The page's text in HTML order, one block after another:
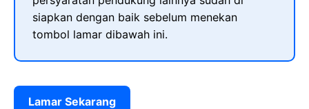
siapkan dengan baik sebelum menekan
tombol lamar dibawah ini.
Lamar Sekarang